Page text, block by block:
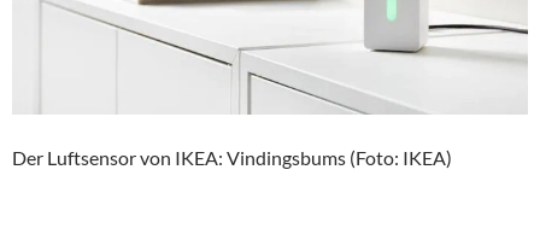
Der Luftsensor von IKEA: Vindingsbums (Foto: IKEA)